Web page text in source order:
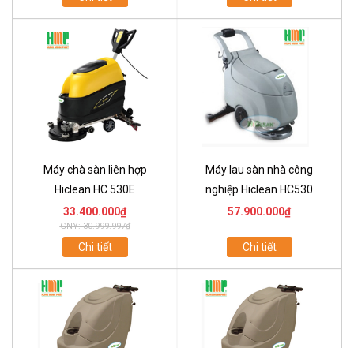
Máy chà sàn liên hợp
Hiclean HC 530E
33.400.000₫
GNY: 30.999.997₫
Chi tiết
Máy lau sàn nhà công
nghiệp Hiclean HC530
57.900.000₫
Chi tiết